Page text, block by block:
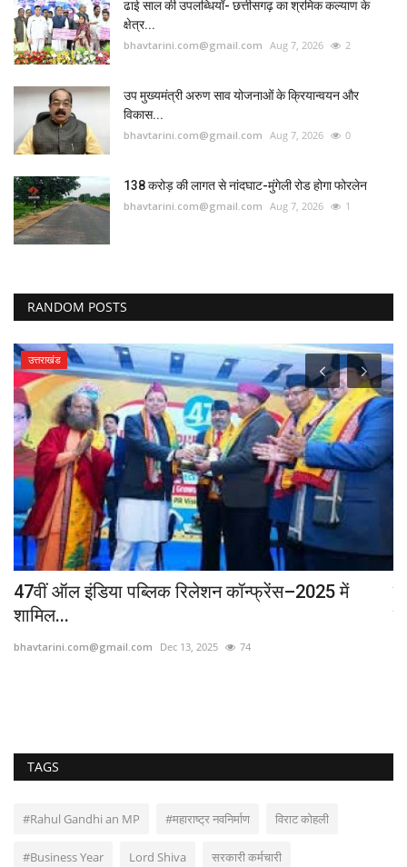
ढाई साल की उपलब्धियाँ- छत्तीसगढ़ का श्रमिक कल्याण के
क्षेत्र...
bhavtarini.com@gmail.com Aug 7, 2026 2
उप मुख्यमंत्री अरुण साव योजनाओं के क्रियान्वयन और
विकास...
bhavtarini.com@gmail.com Aug 7, 2026 0
138 करोड़ की लागत से नांदघाट-मुंगेली रोड होगा फोरलेन
bhavtarini.com@gmail.com Aug 7, 2026 1
RANDOM POSTS
उत्तराखंड
47वीं ऑल इंडिया पब्लिक रिलेशन कॉन्फ्रेंस–2025 में
शामिल...
bhavtarini.com@gmail.com Dec 13, 2025 74
TAGS
#Rahul Gandhi an MP #महाराष्ट्र नवनिर्माण विराट कोहली
#Business Year Lord Shiva सरकारी कर्मचारी